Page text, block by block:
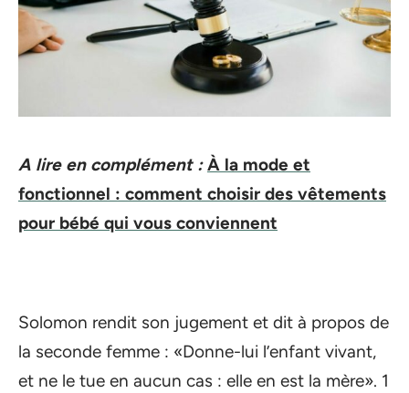
A lire en complément : À la mode et
fonctionnel : comment choisir des vêtements
pour bébé qui vous conviennent
Solomon rendit son jugement et dit à propos de
la seconde femme : «Donne-lui l’enfant vivant,
et ne le tue en aucun cas : elle en est la mère». 1